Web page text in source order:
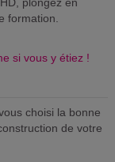
formation.
si vous y étiez !
choisi la bonne
de votre